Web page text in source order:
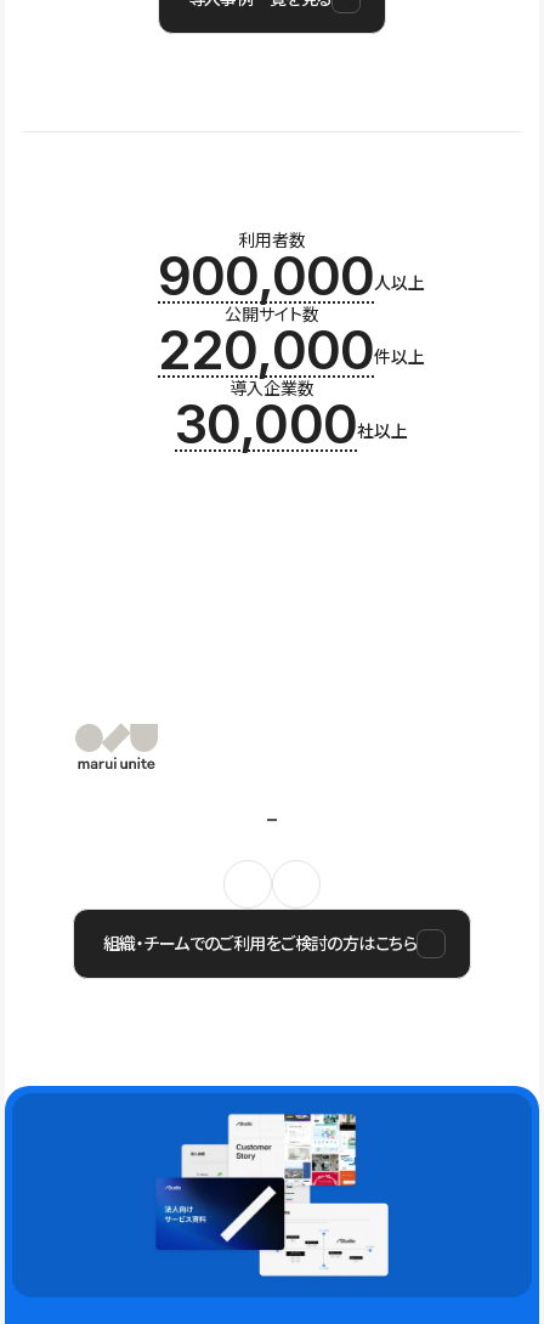
利用者数
900,000人以上
公開サイト数
220,000件以上
導入企業数
30,000社以上
組織・チームでのご利用をご検討の方はこちら